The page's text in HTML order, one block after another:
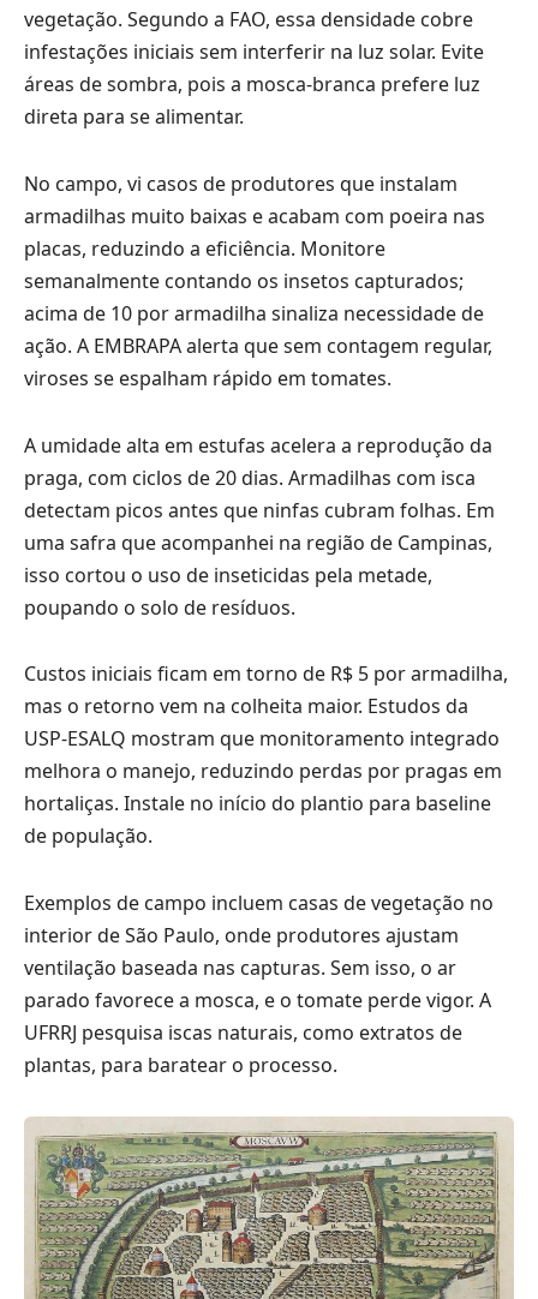
vegetação. Segundo a FAO, essa densidade cobre
infestações iniciais sem interferir na luz solar. Evite
áreas de sombra, pois a mosca-branca prefere luz
direta para se alimentar.
No campo, vi casos de produtores que instalam
armadilhas muito baixas e acabam com poeira nas
placas, reduzindo a eficiência. Monitore
semanalmente contando os insetos capturados;
acima de 10 por armadilha sinaliza necessidade de
ação. A EMBRAPA alerta que sem contagem regular,
viroses se espalham rápido em tomates.
A umidade alta em estufas acelera a reprodução da
praga, com ciclos de 20 dias. Armadilhas com isca
detectam picos antes que ninfas cubram folhas. Em
uma safra que acompanhei na região de Campinas,
isso cortou o uso de inseticidas pela metade,
poupando o solo de resíduos.
Custos iniciais ficam em torno de R$ 5 por armadilha,
mas o retorno vem na colheita maior. Estudos da
USP-ESALQ mostram que monitoramento integrado
melhora o manejo, reduzindo perdas por pragas em
hortaliças. Instale no início do plantio para baseline
de população.
Exemplos de campo incluem casas de vegetação no
interior de São Paulo, onde produtores ajustam
ventilação baseada nas capturas. Sem isso, o ar
parado favorece a mosca, e o tomate perde vigor. A
UFRRJ pesquisa iscas naturais, como extratos de
plantas, para baratear o processo.